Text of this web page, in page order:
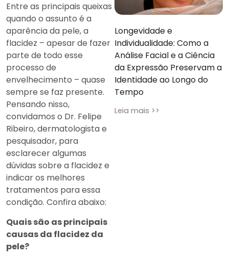
Entre as principais queixas
quando o assunto é a
aparência da pele, a
flacidez – apesar de fazer
parte de todo esse
processo de
envelhecimento – quase
sempre se faz presente.
Pensando nisso,
convidamos o Dr. Felipe
Ribeiro, dermatologista e
pesquisador, para
esclarecer algumas
dúvidas sobre a flacidez e
indicar os melhores
tratamentos para essa
condição. Confira abaixo:
Quais são as principais
causas da flacidez da
pele?
Longevidade e
Individualidade: Como a
Análise Facial e a Ciência
da Expressão Preservam a
Identidade ao Longo do
Tempo
Leia mais >>